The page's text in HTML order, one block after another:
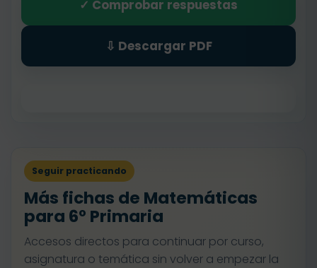
✓ Comprobar respuestas
⇩ Descargar PDF
Seguir practicando
Más fichas de Matemáticas
para 6º Primaria
Accesos directos para continuar por curso,
asignatura o temática sin volver a empezar la